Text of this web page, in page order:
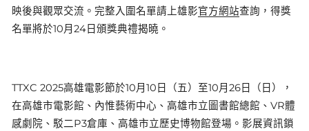
映後與觀眾交流。完整入圍名單請上雄影官方網站查詢，得獎
名單將於10月24日頒獎典禮揭曉。
TTXC 2025高雄電影節於10月10日（五）至10月26日（日），
在高雄市電影館、內惟藝術中心、高雄市立圖書館總館、VR體
感劇院、駁二P3倉庫、高雄市立歷史博物館登場。影展資訊鎖